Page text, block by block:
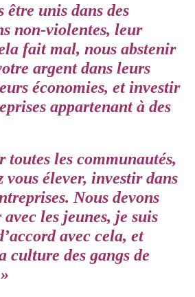
être unis dans des
non-violentes, leur
fait mal, nous abstenir
argent dans leurs
économies, et investir
appartenant à des
toutes les communautés,
vous élever, investir dans
Nous devons
les jeunes, je suis
avec cela, et
culture des gangs de